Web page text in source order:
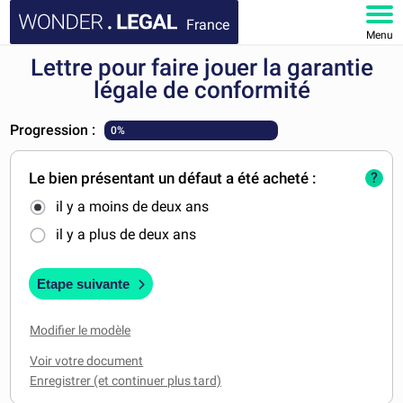
France
Menu
ACCUEIL
MON COMPTE
Lettre pour faire jouer la garantie
légale de conformité
Progression : 0%
Le bien présentant un défaut a été acheté :
il y a moins de deux ans
il y a plus de deux ans
?
Etape suivante
Modifier le modèle
Voir votre document